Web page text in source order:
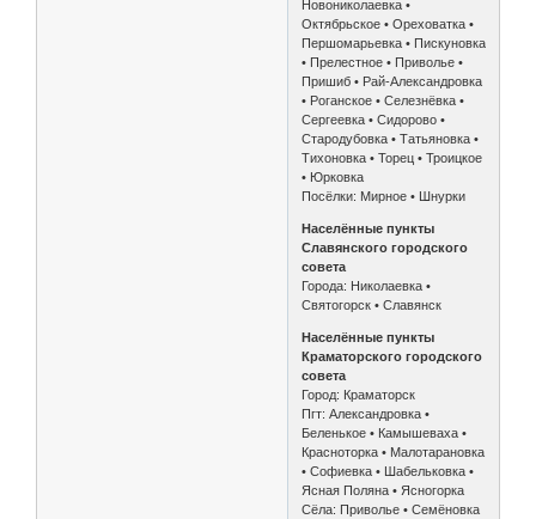
Новониколаевка •
Октябрьское • Ореховатка •
Першомарьевка • Пискуновка
• Прелестное • Приволье •
Пришиб • Рай-Александровка
• Роганское • Селезнёвка •
Сергеевка • Сидорово •
Стародубовка • Татьяновка •
Тихоновка • Торец • Троицкое
• Юрковка
Посёлки: Мирное • Шнурки
Населённые пункты
Славянского городского
совета
Города: Николаевка •
Святогорск • Славянск
Населённые пункты
Краматорского городского
совета
Город: Краматорск
Пгт: Александровка •
Беленькое • Камышеваха •
Красноторка • Малотарановка
• Софиевка • Шабельковка •
Ясная Поляна • Ясногорка
Сёла: Приволье • Семёновка